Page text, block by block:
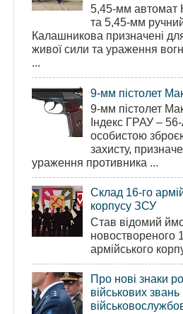
5,45-мм автомат
та 5,45-мм
Калашникова призначені
живої сили та ураження
...
9-мм пістолет
9-мм пістолет
Індекс ГРАУ –
особистою
захисту,
ураження противника ...
Склад 16-го
корпусу ЗСУ
Став відомий
новоствореного
армійського
Про нові знаки
військових звань